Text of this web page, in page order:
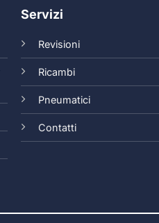
Servizi
Revisioni
Ricambi
Pneumatici
Contatti